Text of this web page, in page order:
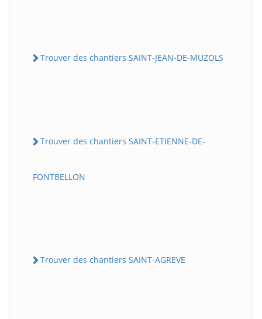
Trouver des chantiers SAINT-JEAN-DE-MUZOLS
Trouver des chantiers SAINT-ETIENNE-DE-
FONTBELLON
Trouver des chantiers SAINT-AGREVE